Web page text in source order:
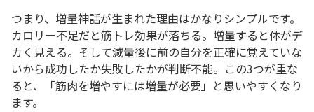
つまり、増量神話が生まれた理由はかなりシンプルです。
カロリー不足だと筋トレ効果が落ちる。増量すると体がデ
カく見える。そして減量後に前の自分を正確に覚えていな
いから成功したか失敗したかが判断不能。この3つが重な
ると、「筋肉を増やすには増量が必要」と思いやすくなり
ます。